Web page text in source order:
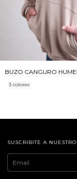
BUZO CANGURO
3 colores
SUSCRIBITE A